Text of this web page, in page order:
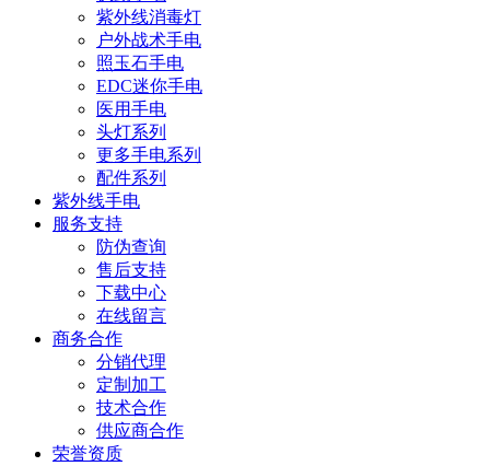
紫外线消毒灯
户外战术手电
照玉石手电
EDC迷你手电
医用手电
头灯系列
更多手电系列
配件系列
紫外线手电
服务支持
防伪查询
售后支持
下载中心
在线留言
商务合作
分销代理
定制加工
技术合作
供应商合作
荣誉资质